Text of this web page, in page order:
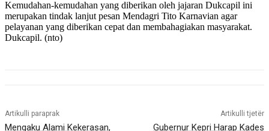
Kemudahan-kemudahan yang diberikan oleh jajaran Dukcapil ini
merupakan tindak lanjut pesan Mendagri Tito Karnavian agar
pelayanan yang diberikan cepat dan membahagiakan masyarakat.
Dukcapil. (nto)
Artikulli paraprak
Mengaku Alami Kekerasan,
Artikulli tjetër
Gubernur Kepri Harap Kades